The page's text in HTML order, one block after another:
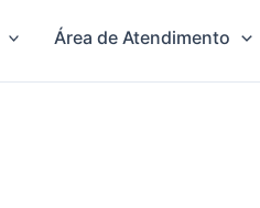
Área de Atendimento